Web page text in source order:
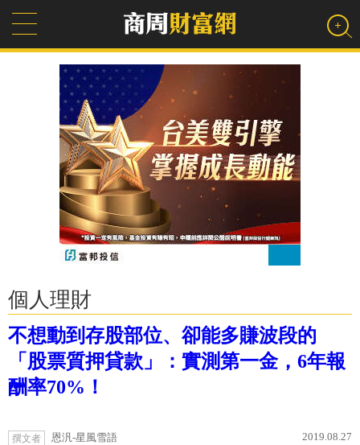
個人理財
不想動到存股部位、卻能多賺波段的
「股票質押貸款」：實測第一金，6年報
酬率70%！
撰文者 恩汎-星風雪語 2019.08.27